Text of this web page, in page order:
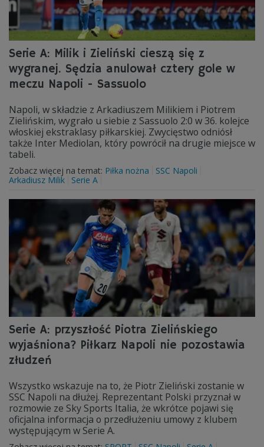
Serie A: Milik i Zieliński cieszą się z
wygranej. Sędzia anulował cztery gole w
meczu Napoli - Sassuolo
Napoli, w składzie z Arkadiuszem Milikiem i Piotrem
Zielińskim, wygrało u siebie z Sassuolo 2:0 w 36. kolejce
włoskiej ekstraklasy piłkarskiej. Zwycięstwo odniósł
także Inter Mediolan, który powrócił na drugie miejsce w
tabeli.
Zobacz więcej na temat: Piłka nożna
SSC Napoli
Arkadiusz Milik
Serie A
Serie A: przyszłość Piotra Zielińskiego
wyjaśniona? Piłkarz Napoli nie pozostawia
złudzeń
Wszystko wskazuje na to, że Piotr Zieliński zostanie w
SSC Napoli na dłużej. Reprezentant Polski przyznał w
rozmowie ze Sky Sports Italia, że wkrótce pojawi się
oficjalna informacja o przedłużeniu umowy z klubem
występującym w Serie A.